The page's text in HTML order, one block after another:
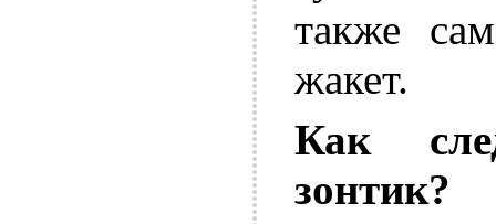
также
жакет.
Как
зонтик?